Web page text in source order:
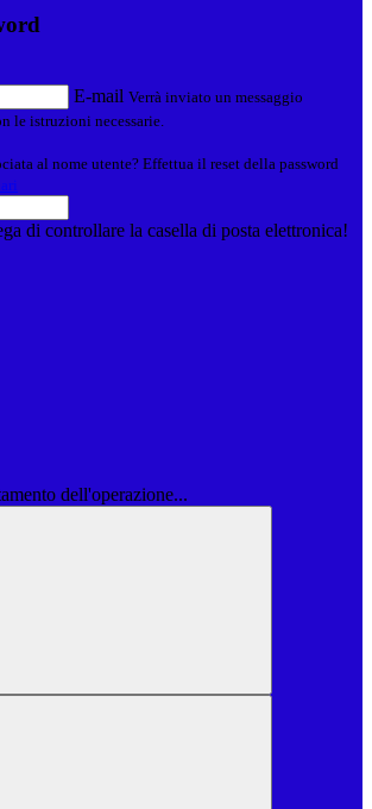
E-mail Verrà inviato un messaggio
le istruzioni necessarie.
al nome utente? Effettua il reset della password
di controllare la casella di posta elettronica!
dell'operazione...